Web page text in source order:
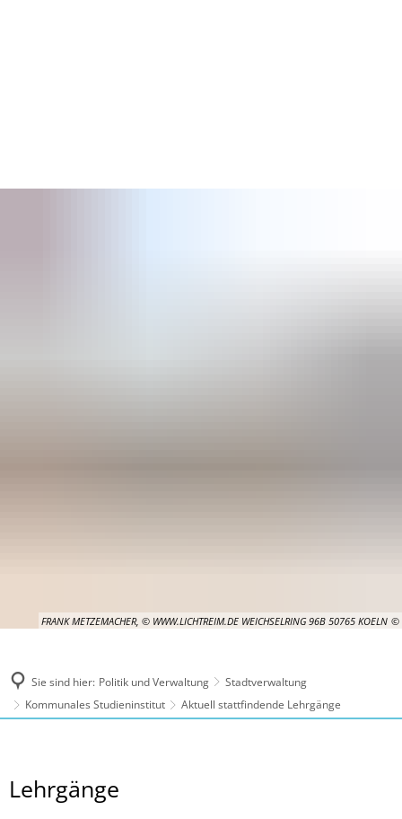
FRANK METZEMACHER, © WWW.LICHTREIM.DE WEICHSELRING 96B 50765 KOELN
Sie sind hier: Politik und Verwaltung
Stadtverwaltung
Kommunales Studieninstitut
Aktuell stattfindende Lehrgänge
Aktuell
Lehrgänge